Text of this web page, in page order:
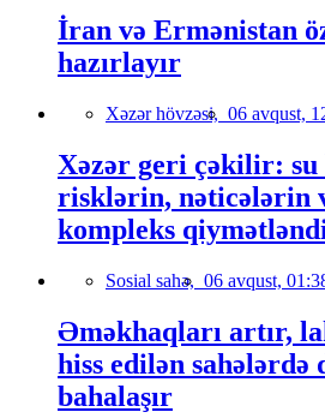
İran və Ermənistan
hazırlayır
Xəzər hövzəsi, 06 avqust,
Xəzər geri çəkilir: su
risklərin, nəticələrin
kompleks
Sosial sahə, 06 avqust,
Əməkhaqları artır,
hiss edilən sahələrdə
bahalaşır